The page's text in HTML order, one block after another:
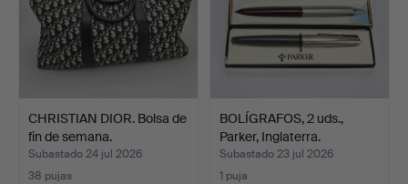
CHRISTIAN DIOR. Bolsa de
fin de semana.
Subastado 24 jul 2026
38 pujas
BOLÍGRAFOS, 2 uds.,
Parker, Inglaterra.
Subastado 23 jul 2026
1 puja